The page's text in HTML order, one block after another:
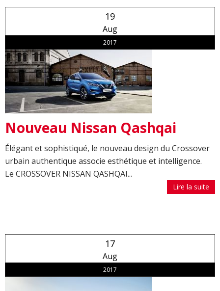
19
Aug
2017
Nouveau Nissan Qashqai
Élégant et sophistiqué, le nouveau design du Crossover
urbain authentique associe esthétique et intelligence.
Le CROSSOVER NISSAN QASHQAI...
Lire la suite
17
Aug
2017